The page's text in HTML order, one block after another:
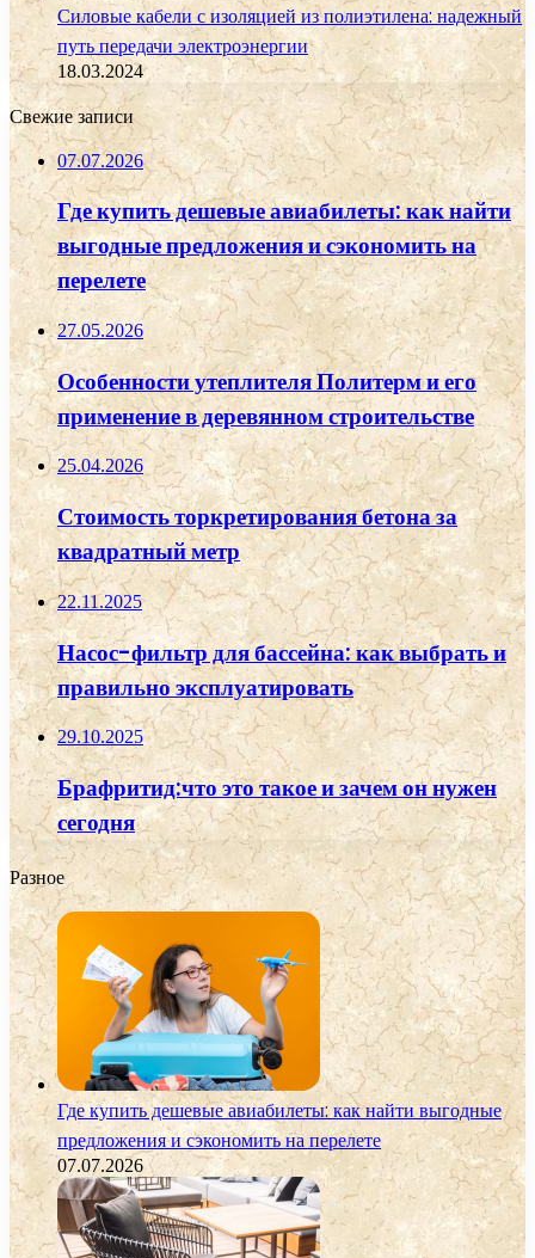
Силовые кабели с изоляцией из полиэтилена: надежный
путь передачи электроэнергии
18.03.2024
Свежие записи
07.07.2026
Где купить дешевые авиабилеты: как найти
выгодные предложения и сэкономить на
перелете
27.05.2026
Особенности утеплителя Политерм и его
применение в деревянном строительстве
25.04.2026
Стоимость торкретирования бетона за
квадратный метр
22.11.2025
Насос-фильтр для бассейна: как выбрать и
правильно эксплуатировать
29.10.2025
Брафритид:что это такое и зачем он нужен
сегодня
Разное
Где купить дешевые авиабилеты: как найти выгодные
предложения и сэкономить на перелете
07.07.2026